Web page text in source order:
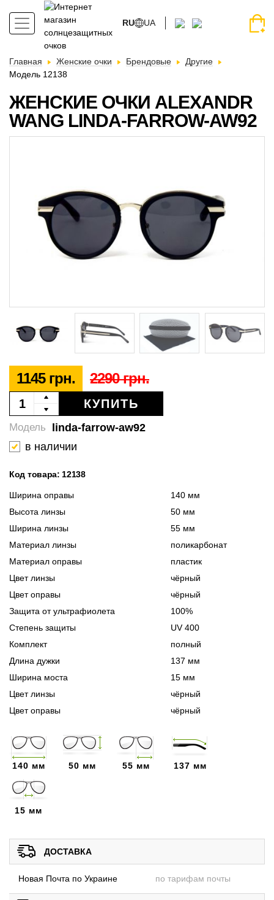
RU UA
Главная Женские очки Брендовые
Другие
Модель 12138
ЖЕНСКИЕ ОЧКИ ALEXANDR
WANG LINDA-FARROW-AW92
1145 грн. 2290 грн.
КУПИТЬ
linda-farrow-aw92
Модель
в наличии
Код товара: 12138
Ширина оправы
140 мм
Высота линзы
50 мм
Ширина линзы
55 мм
Материал линзы
поликарбонат
Материал оправы
пластик
Цвет линзы
чёрный
Цвет оправы
чёрный
Защита от ультрафиолета
100%
Степень защиты
UV 400
Комплект
полный
Длина дужки
137 мм
Ширина моста
15 мм
Цвет линзы
чёрный
Цвет оправы
чёрный
140 мм 50 мм 55 мм 137 мм
15 мм
ДОСТАВКА
Новая Почта по Украине по тарифам почты